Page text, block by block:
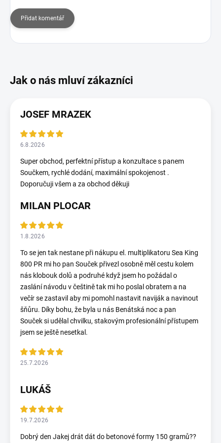
Přidat komentář
JOSEF MRAZEK
6.8.2026
Super obchod, perfektní přístup a konzultace s panem
Součkem, rychlé dodání, maximální spokojenost .
Doporučuji všem a za obchod děkuji
MILAN PLOCAR
1.8.2026
To se jen tak nestane při nákupu el. multiplikatoru Sea King
800 PR mi ho pan Souček přivezl osobně měl cestu kolem
nás klobouk dolů a podruhé když jsem ho požádal o
zaslání návodu v češtině tak mi ho poslal obratem a na
večír se zastavil aby mi pomohl nastavit naviják a navinout
šňůru. Díky bohu, že byla u nás Benátská noc a pan
Souček si udělal chvilku, stakovým profesionální přístupem
jsem se ještě nesetkal.
25.7.2026
LUKÁŠ
19.7.2026
Dobrý den Jakej drát dát do betonové formy 150 gramů??